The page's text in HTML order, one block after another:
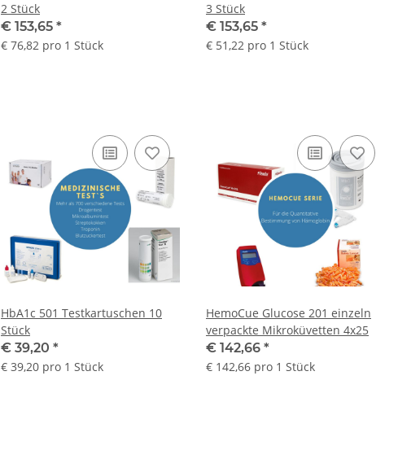
2 Stück
€ 153,65 *
€ 76,82 pro 1 Stück
3 Stück
€ 153,65 *
€ 51,22 pro 1 Stück
HbA1c 501 Testkartuschen 10
Stück
€ 39,20 *
€ 39,20 pro 1 Stück
HemoCue Glucose 201 einzeln
verpackte Mikroküvetten 4x25
€ 142,66 *
€ 142,66 pro 1 Stück